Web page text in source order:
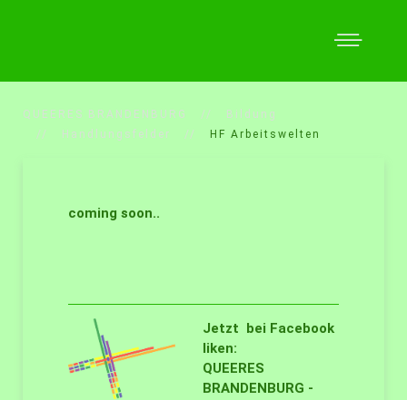
QUEERES BRANDENBURG
Bildung
Handlungsfelder
HF Arbeitswelten
coming soon..
Jetzt bei Facebook
liken:
QUEERES
BRANDENBURG -